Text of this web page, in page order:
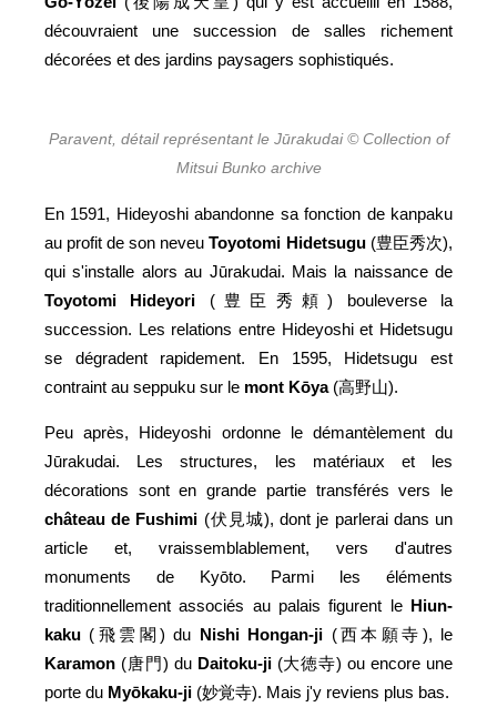
découvraient une succession de salles richement
décorées et des jardins paysagers sophistiqués.
Paravent, détail représentant le Jūrakudai © Collection of
Mitsui Bunko archive
En 1591, Hideyoshi abandonne sa fonction de kanpaku
au profit de son neveuToyotomi Hidetsugu(豊臣秀次),
qui s'installe alors au Jūrakudai. Mais la naissance de
Toyotomi Hideyori (豊臣秀頼) bouleverse la
succession. Les relations entre Hideyoshi et Hidetsugu
se dégradent rapidement. En 1595, Hidetsugu est
contraint au seppuku sur le mont Kōya(高野山).
Peu après, Hideyoshi ordonne le démantèlement du
Jūrakudai. Les structures, les matériaux et les
décorations sont en grande partie transférés vers le
château de Fushimi (伏見城), dont je parlerai dans un
article et, vraissemblablement, vers d'autres
monuments de Kyōto. Parmi les éléments
traditionnellement associés au palais figurent le Hiun-
kaku (飛雲閣) du Nishi Hongan-ji (西本願寺), le
Karamon (唐門) du Daitoku-ji(大徳寺) ou encore une
porte du Myōkaku-ji (妙覚寺). Mais j'y reviens plus bas.